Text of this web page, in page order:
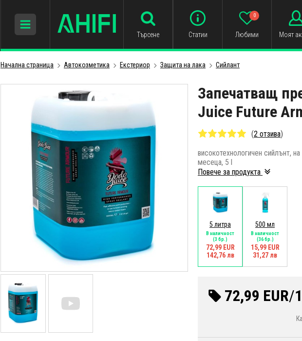
Търсене Статии Любими
0
Моят
Начална страница Автокозметика Екстериор Защита на лака Сийлант
Запечатващ
Juice Future
(2 отзива)
високотехнологичен сийлънт,
месеца, 5 l
Повече за продукта
5 литра
В наличност
(3 бр.)
72,99 EUR
142,76 лв
500 мл
В наличност
(36 бр.)
15,99 EUR
31,27 лв
72,99 EUR/